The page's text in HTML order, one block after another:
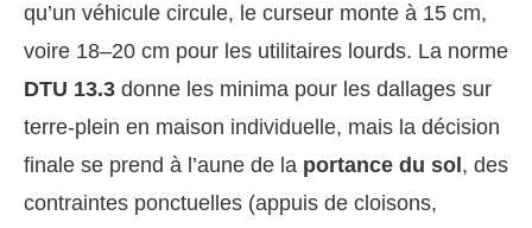
qu’un véhicule circule, le curseur monte à 15 cm,
voire 18–20 cm pour les utilitaires lourds. La norme
DTU 13.3 donne les minima pour les dallages sur
terre-plein en maison individuelle, mais la décision
finale se prend à l’aune de la portance du sol , des
contraintes ponctuelles (appuis de cloisons,